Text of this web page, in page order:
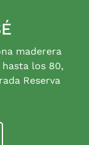
maderera
hasta los 80,
Reserva